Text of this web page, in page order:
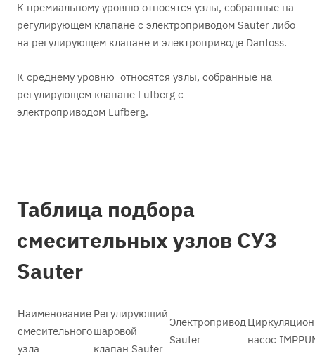
К премиальному уровню относятся узлы, собранные на
регулирующем клапане с электроприводом Sauter либо
на регулирующем клапане и электроприводе Danfoss.
К среднему уровню относятся узлы, собранные на
регулирующем клапане Lufberg с
электроприводом Lufberg.
Таблица подбора
смесительных узлов СУ3
Sauter
Наименование
смесительного
узла
Регулирующий
шаровой
клапан Sauter
Электропривод
Sauter
насос